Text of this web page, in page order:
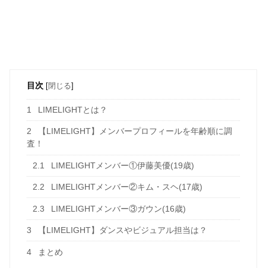
目次 [閉じる]
1 LIMELIGHTとは？
2
【LIMELIGHT】メンバープロフィールを年齢順に調
査！
2.1 LIMELIGHTメンバー①伊藤美優(19歳)
2.2 LIMELIGHTメンバー②キム・スヘ(17歳)
2.3 LIMELIGHTメンバー③ガウン(16歳)
3 【LIMELIGHT】ダンスやビジュアル担当は？
4 まとめ